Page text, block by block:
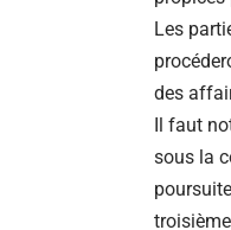
Les
des
Il faut
sous la